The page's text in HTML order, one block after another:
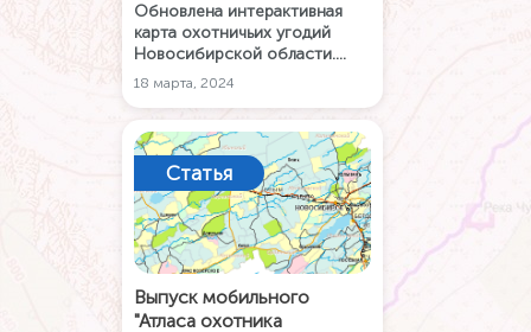
Обновлена интерактивная
карта охотничьих угодий
Новосибирской области.
Планируйте охоту и
исследуйте границы
закреплённых и
общедоступных охотничьих
угодий, а также особо
охраняемых природных
территорий с бесплатным
приложением Карта РУ.
18 марта, 2024
Статья
Выпуск мобильного
"Атласа охотника